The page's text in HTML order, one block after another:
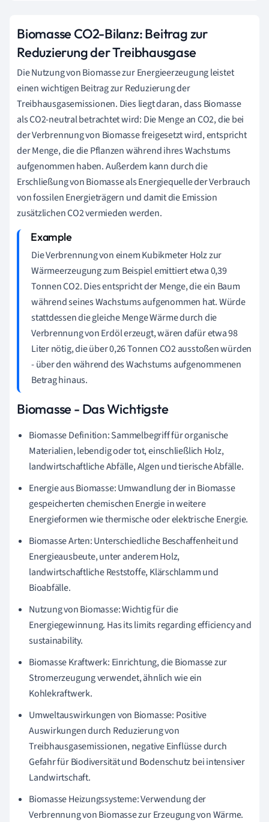
Biomasse CO2-Bilanz: Beitrag zur
Reduzierung der Treibhausgase
Die Nutzung von Biomasse zur Energieerzeugung leistet
einen wichtigen Beitrag zur Reduzierung der
Treibhausgasemissionen. Dies liegt daran, dass Biomasse
als CO2-neutral betrachtet wird: Die Menge an CO2, die bei
der Verbrennung von Biomasse freigesetzt wird, entspricht
der Menge, die die Pflanzen während ihres Wachstums
aufgenommen haben. Außerdem kann durch die
Erschließung von Biomasse als Energiequelle der Verbrauch
von fossilen Energieträgern und damit die Emission
zusätzlichen CO2 vermieden werden.
Die Verbrennung von einem Kubikmeter Holz zur
Wärmeerzeugung zum Beispiel emittiert etwa 0,39
Tonnen CO2. Dies entspricht der Menge, die ein Baum
während seines Wachstums aufgenommen hat. Würde
stattdessen die gleiche Menge Wärme durch die
Verbrennung von Erdöl erzeugt, wären dafür etwa 98
Liter nötig, die über 0,26 Tonnen CO2 ausstoßen würden
- über den während des Wachstums aufgenommenen
Betrag hinaus.
Biomasse - Das Wichtigste
Biomasse Definition: Sammelbegriff für organische
Materialien, lebendig oder tot, einschließlich Holz,
landwirtschaftliche Abfälle, Algen und tierische Abfälle.
Energie aus Biomasse: Umwandlung der in Biomasse
gespeicherten chemischen Energie in weitere
Energieformen wie thermische oder elektrische Energie.
Biomasse Arten: Unterschiedliche Beschaffenheit und
Energieausbeute, unter anderem Holz,
landwirtschaftliche Reststoffe, Klärschlamm und
Bioabfälle.
Nutzung von Biomasse: Wichtig für die
Energiegewinnung. Has its limits regarding efficiency and
sustainability.
Biomasse Kraftwerk: Einrichtung, die Biomasse zur
Stromerzeugung verwendet, ähnlich wie ein
Kohlekraftwerk.
Umweltauswirkungen von Biomasse: Positive
Auswirkungen durch Reduzierung von
Treibhausgasemissionen, negative Einflüsse durch
Gefahr für Biodiversität und Bodenschutz bei intensiver
Landwirtschaft.
Biomasse Heizungssysteme: Verwendung der
Verbrennung von Biomasse zur Erzeugung von Wärme.